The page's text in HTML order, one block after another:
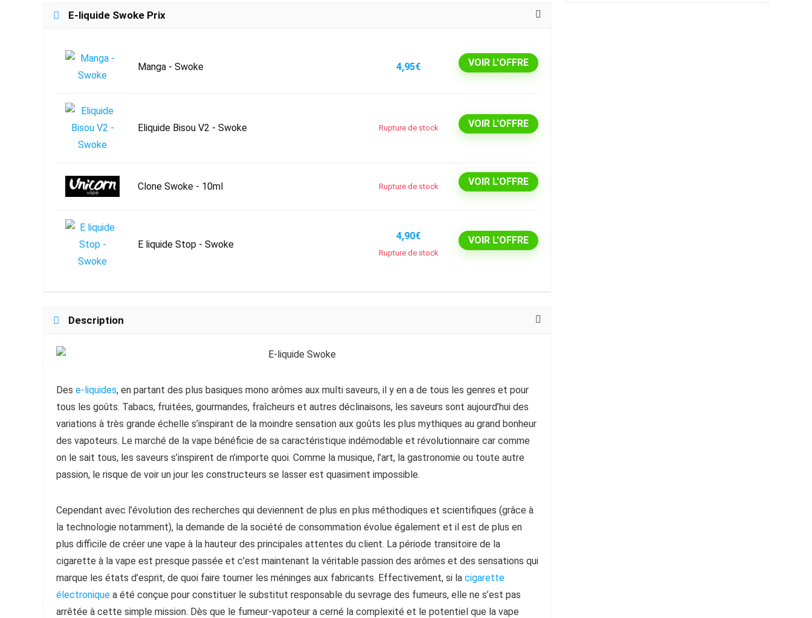
E-liquide Swoke Prix
Manga - Swoke 4,95€ VOIR L'OFFRE
Eliquide Bisou V2 - Swoke Rupture de stock VOIR L'OFFRE
Clone Swoke - 10ml Rupture de stock VOIR L'OFFRE
E liquide Stop - Swoke
4,90€
Rupture de stock
VOIR L'OFFRE
Description
Des e-liquides, en partant des plus basiques mono arômes aux multi saveurs, il y en a de tous les genres et pour
tous les goûts. Tabacs, fruitées, gourmandes, fraîcheurs et autres déclinaisons, les saveurs sont aujourd’hui des
variations à très grande échelle s’inspirant de la moindre sensation aux goûts les plus mythiques au grand bonheur
des vapoteurs. Le marché de la vape bénéficie de sa caractéristique indémodable et révolutionnaire car comme
on le sait tous, les saveurs s’inspirent de n’importe quoi. Comme la musique, l’art, la gastronomie ou toute autre
passion, le risque de voir un jour les constructeurs se lasser est quasiment impossible.
Cependant avec l’évolution des recherches qui deviennent de plus en plus méthodiques et scientifiques (grâce à
la technologie notamment), la demande de la société de consommation évolue également et il est de plus en
plus difficile de créer une vape à la hauteur des principales attentes du client. La période transitoire de la
cigarette à la vape est presque passée et c’est maintenant la véritable passion des arômes et des sensations qui
marque les états d’esprit, de quoi faire tourner les méninges aux fabricants. Effectivement, si la cigarette
électronique a été conçue pour constituer le substitut responsable du sevrage des fumeurs, elle ne s’est pas
arrêtée à cette simple mission. Dès que le fumeur-vapoteur a cerné la complexité et le potentiel que la vape